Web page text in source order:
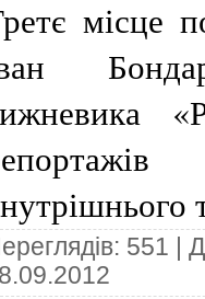
місце
551 |